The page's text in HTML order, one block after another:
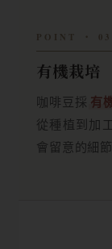
POINT ‧ 03
有機栽培
咖啡豆採 有
從種植到加
會留意的細節